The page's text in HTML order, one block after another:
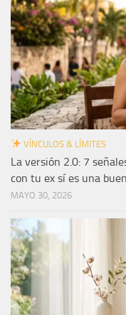
VÍNCULOS & LÍMITES
La versión 2.0: 7
con tu ex sí es una
MAYO 30, 2026